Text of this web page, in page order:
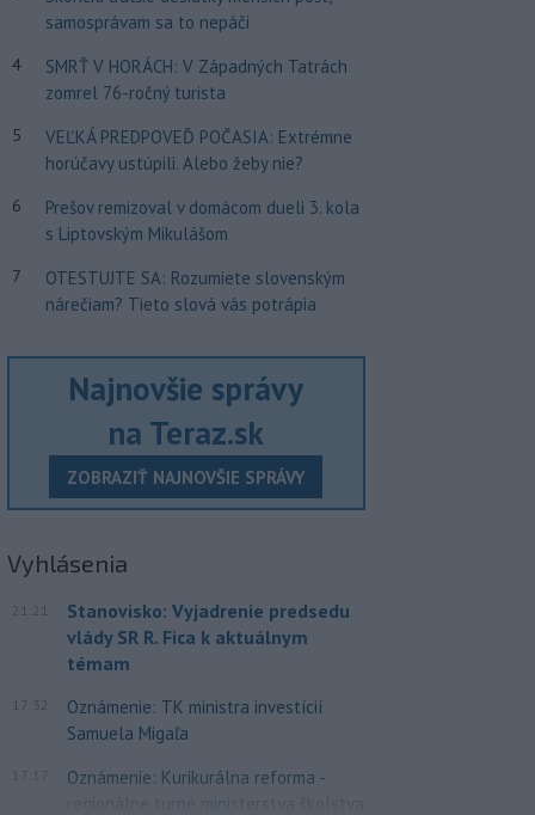
samosprávam sa to nepáči
4
SMRŤ V HORÁCH: V Západných Tatrách
zomrel 76-ročný turista
5
VEĽKÁ PREDPOVEĎ POČASIA: Extrémne
horúčavy ustúpili. Alebo žeby nie?
6
Prešov remizoval v domácom dueli 3. kola
s Liptovským Mikulášom
7
OTESTUJTE SA: Rozumiete slovenským
nárečiam? Tieto slová vás potrápia
Najnovšie správy
na Teraz.sk
ZOBRAZIŤ NAJNOVŠIE SPRÁVY
Vyhlásenia
21:21
Stanovisko: Vyjadrenie predsedu
vlády SR R. Fica k aktuálnym
témam
17:32
Oznámenie: TK ministra investícií
Samuela Migaľa
Oznámenie: Kurikurálna reforma -
regionálne turné ministerstva školstva